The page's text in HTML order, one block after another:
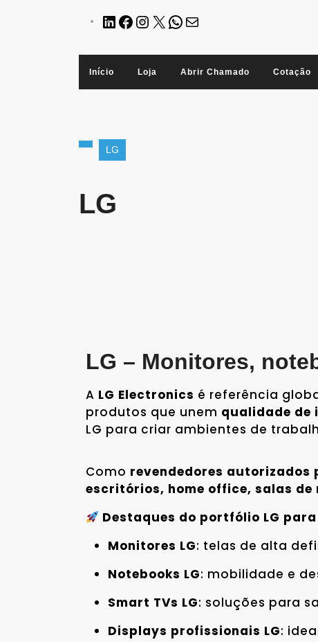
Início Loja Abrir Chamado Cotação
LG
LG
LG – Monitores,
A LG Electronics é referência
produtos que unem qualidade de
LG para criar ambientes de
Como revendedores autorizados
escritórios, home office, salas de
Destaques do portfólio LG
Monitores LG: telas de alta
Notebooks LG: mobilidade e
Smart TVs LG: soluções para
Displays profissionais LG: